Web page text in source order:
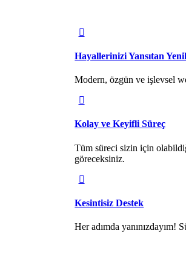
Hayallerinizi Yansıtan
Modern, özgün ve işlevsel
Kolay ve Keyifli Süreç
Tüm süreci sizin için
göreceksiniz.
Kesintisiz Destek
Her adımda yanınızdayım!